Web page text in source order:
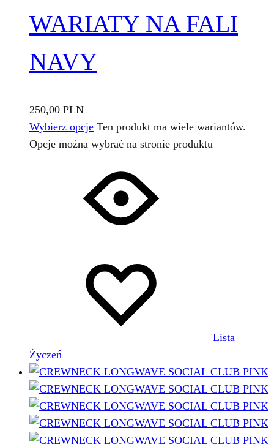
WARIATY NA FALI
NAVY
250,00 PLN
Wybierz opcje Ten produkt ma wiele wariantów.
Opcje można wybrać na stronie produktu
Lista
Życzeń